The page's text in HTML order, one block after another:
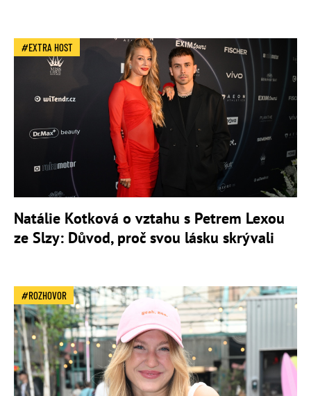
EXTRA HOST
Natálie Kotková o vztahu s Petrem Lexou
ze Slzy: Důvod, proč svou lásku skrývali
ROZHOVOR